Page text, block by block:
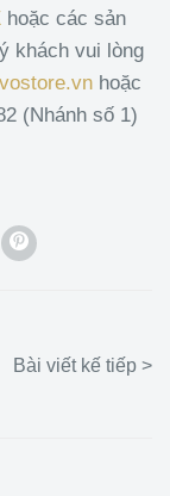
hoặc các sản
khách vui lòng
hoặc
(Nhánh số 1)